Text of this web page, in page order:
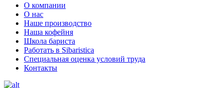
О компании
О нас
Наше производство
Наша кофейня
Школа бариста
Работать в Sibaristica
Специальная оценка условий труда
Контакты